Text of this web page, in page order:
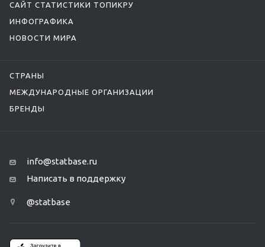
САЙТ СТАТИСТИКИ ТОПИКРУ
ИНФОГРАФИКА
НОВОСТИ МИРА
СТРАНЫ
МЕЖДУНАРОДНЫЕ ОРГАНИЗАЦИИ
БРЕНДЫ
info@statbase.ru
Написать в поддержку
@statbase